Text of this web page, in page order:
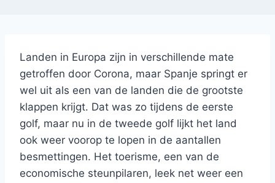
Landen in Europa zijn in verschillende mate
getroffen door Corona, maar Spanje springt er
wel uit als een van de landen die de grootste
klappen krijgt. Dat was zo tijdens de eerste
golf, maar nu in de tweede golf lijkt het land
ook weer voorop te lopen in de aantallen
besmettingen. Het toerisme, een van de
economische steunpilaren, leek net weer een